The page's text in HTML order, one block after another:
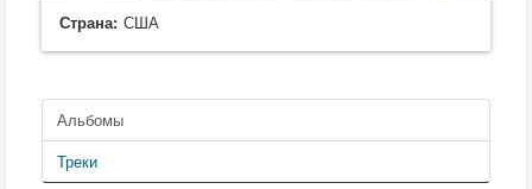
Страна: США
Альбомы
Треки